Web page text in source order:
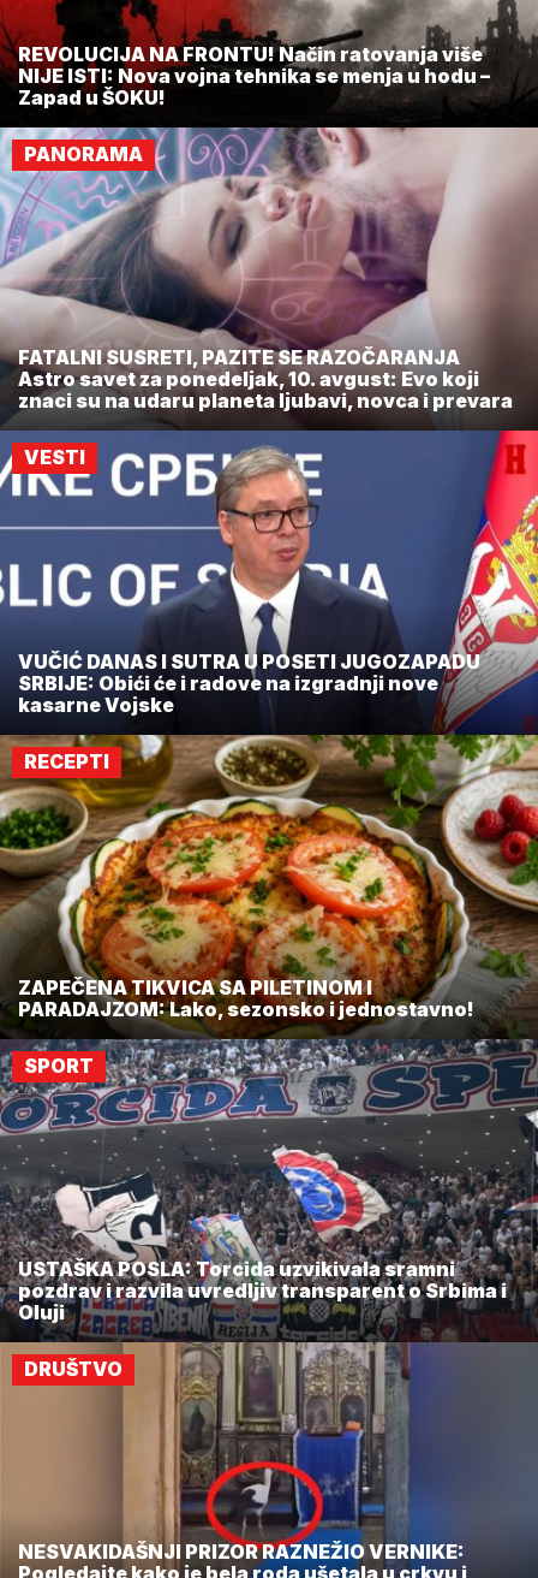
REVOLUCIJA NA FRONTU! Način ratovanja više
NIJE ISTI: Nova vojna tehnika se menja u hodu –
Zapad u ŠOKU!
PANORAMA
FATALNI SUSRETI, PAZITE SE RAZOČARANJA
Astro savet za ponedeljak, 10. avgust: Evo koji
znaci su na udaru planeta ljubavi, novca i prevara
VESTI
VUČIĆ DANAS I SUTRA U POSETI JUGOZAPADU
SRBIJE: Obići će i radove na izgradnji nove
kasarne Vojske
RECEPTI
ZAPEČENA TIKVICA SA PILETINOM I
PARADAJZOM: Lako, sezonsko i jednostavno!
SPORT
USTAŠKA POSLA: Torcida uzvikivala sramni
pozdrav i razvila uvredljiv transparent o Srbima i
Oluji
DRUŠTVO
NESVAKIDAŠNJI PRIZOR RAZNEŽIO VERNIKE: